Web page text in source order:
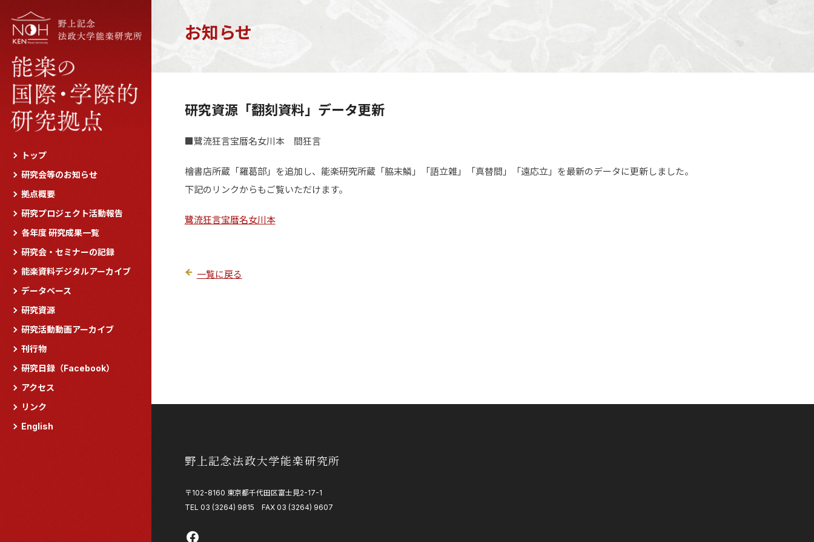
トップ
研究会等のお知らせ
拠点概要
研究プロジェクト活動報告
各年度 研究成果一覧
研究会・セミナーの記録
能楽資料デジタルアーカイブ
データベース
研究資源
研究活動動画アーカイブ
刊行物
研究日録（Facebook）
アクセス
リンク
English
お知らせ
研究資源「翻刻資料」データ更新
■鷺流狂言宝暦名女川本 間狂言
檜書店所蔵「羅葛部」を追加し、能楽研究所蔵「脇末鱗」「語立雑」「真替間」「遠応立」を最新のデータに更新しました。
下記のリンクからもご覧いただけます。
鷺流狂言宝暦名女川本
一覧に戻る
野上記念法政大学能楽研究所
〒102-8160 東京都千代田区富士見2-17-1
TEL 03 (3264) 9815 FAX 03 (3264) 9607